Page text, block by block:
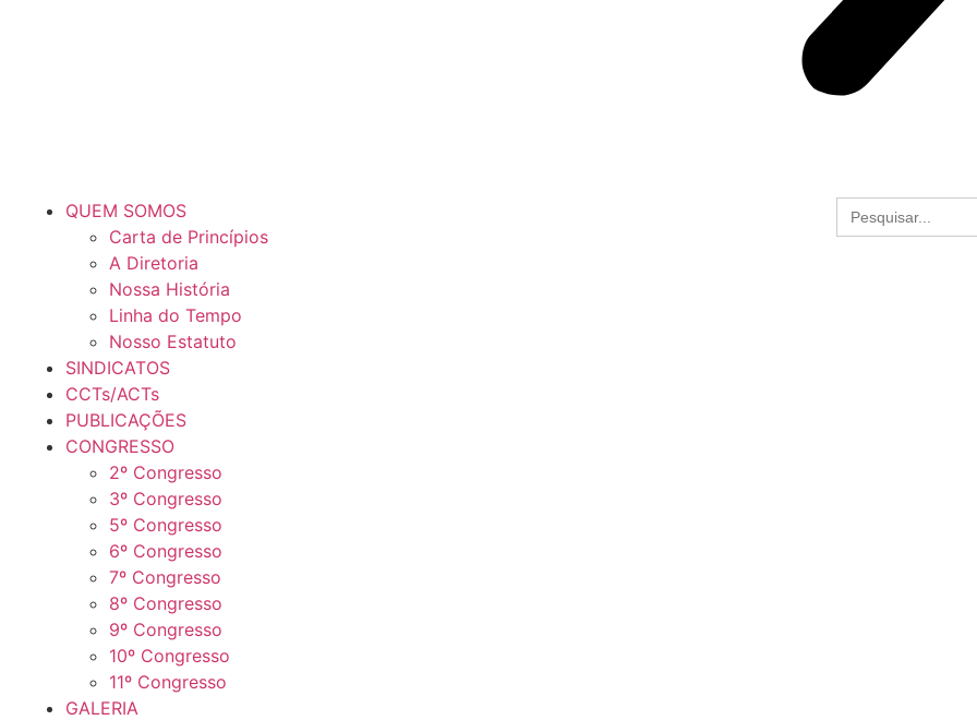
QUEM SOMOS
Carta de Princípios
A Diretoria
Nossa História
Linha do Tempo
Nosso Estatuto
SINDICATOS
CCTs/ACTs
PUBLICAÇÕES
CONGRESSO
2º Congresso
3º Congresso
5º Congresso
6º Congresso
7º Congresso
8º Congresso
9º Congresso
10º Congresso
11º Congresso
GALERIA
Search
for: